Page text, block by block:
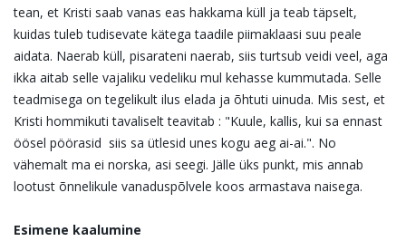
tean, et Kristi saab vanas eas hakkama küll ja teab täpselt,
kuidas tuleb tudisevate kätega taadile piimaklaasi suu peale
aidata. Naerab küll, pisarateni naerab, siis turtsub veidi veel, aga
ikka aitab selle vajaliku vedeliku mul kehasse kummutada. Selle
teadmisega on tegelikult ilus elada ja õhtuti uinuda. Mis sest, et
Kristi hommikuti tavaliselt teavitab : "Kuule, kallis, kui sa ennast
öösel pöörasid siis sa ütlesid unes kogu aeg ai-ai.". No
vähemalt ma ei norska, asi seegi. Jälle üks punkt, mis annab
lootust õnnelikule vanaduspõlvele koos armastava naisega.
Esimene kaalumine